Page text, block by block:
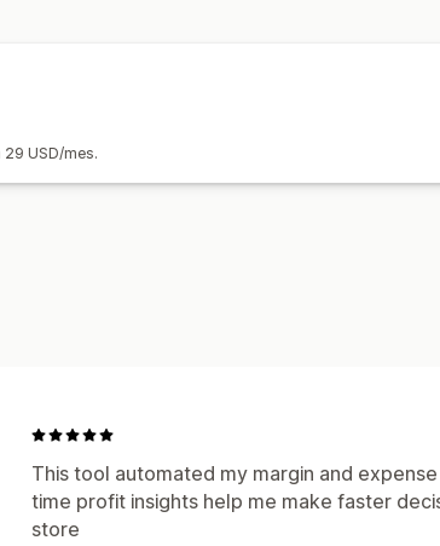
USD/mes.
This tool automated my margin and
time profit insights help me make faster
store